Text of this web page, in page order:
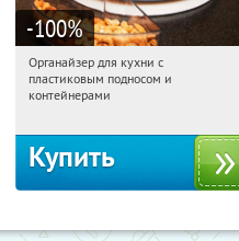
-100%
16:55:09 Получили:
Россия
Органайзер для кухни с
пластиковым подносом и
контейнерами
Купить